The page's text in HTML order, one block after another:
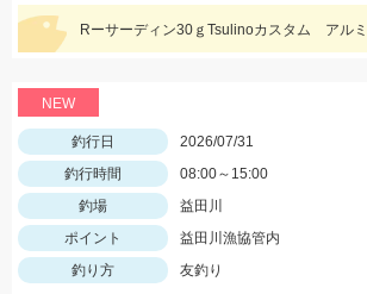
NEW
釣行日
2026/07/31
釣行時間
08:00～15:00
釣場
益田川
ポイント
益田川漁協管内
釣り方
友釣り